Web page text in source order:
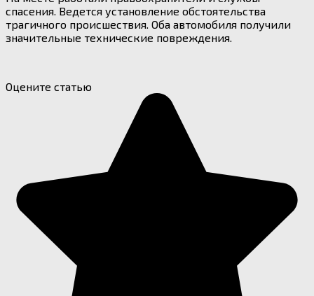
спасения. Ведется установление обстоятельства
трагичного происшествия. Оба автомобиля получили
значительные технические повреждения.
Оцените статью